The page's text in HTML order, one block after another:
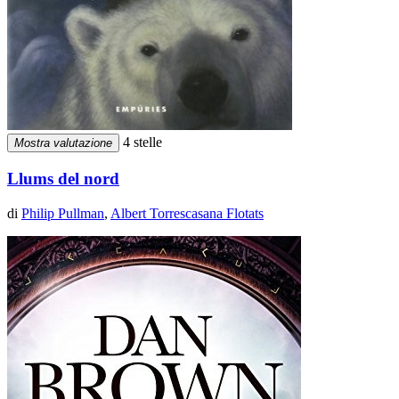
Mostra valutazione 4 stelle
Llums del nord
di Philip Pullman, Albert Torrescasana Flotats